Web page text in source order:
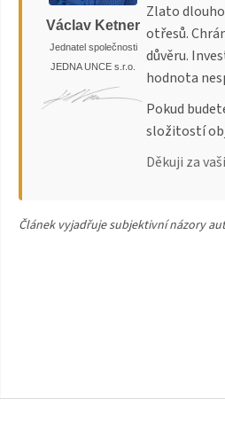
Václav Ketner
Jednatel společnosti
JEDNA UNCE s.r.o.
Zlato
otřesů.
důvěru.
hodnota
Pokud
složitostí
Děkuji za
Článek vyjadřuje subjektivní názory